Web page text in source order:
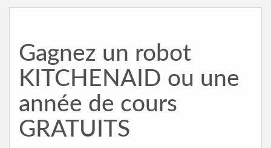
Gagnez un robot
KITCHENAID ou une
année de cours
GRATUITS